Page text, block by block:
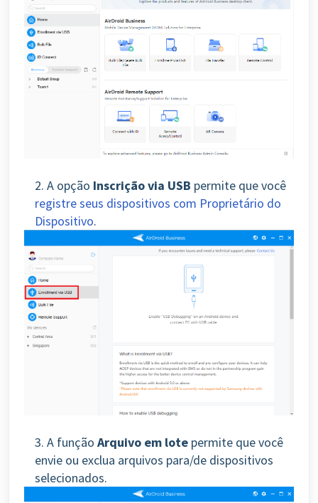
2. A opção Inscrição via USB permite que você
registre seus dispositivos com Proprietário do
Dispositivo.
3. A função Arquivo em lote permite que você
envie ou exclua arquivos para/de dispositivos
selecionados.